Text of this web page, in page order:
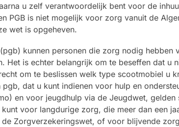
u zelf verantwoordelijk bent voor de
PGB is niet mogelijk voor zorg vanuit de
wet is opgeheven.
kunnen personen die zorg nodig hebben
Het is echter belangrijk om te beseffen dat u
om te beslissen welk type scootmobiel u
dat u kunt indienen voor hulp en
en voor jeugdhulp via de Jeugdwet,
voor langdurige zorg, die meer dan een
Zorgverzekeringswet, of voor blijvende